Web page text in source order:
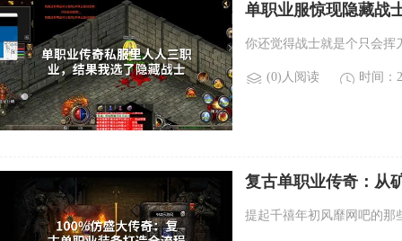
单职业服惊现隐藏战
你还觉得战士就是个只会挥
(0)人阅读 时间：
复古单职业传奇：从
提起千禧年初风靡网吧的那